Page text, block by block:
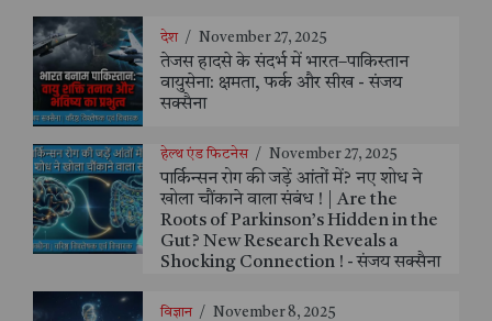
देश / November 27, 2025
तेजस हादसे के संदर्भ में भारत–पाकिस्तान
वायुसेना: क्षमता, फर्क और सीख - संजय
सक्सैना
हेल्थ एंड फिटनेस / November 27, 2025
पार्किन्सन रोग की जड़ें आंतों में? नए शोध ने
खोला चौंकाने वाला संबंध ! | Are the
Roots of Parkinson’s Hidden in the
Gut? New Research Reveals a
Shocking Connection ! - संजय सक्सैना
विज्ञान / November 8, 2025